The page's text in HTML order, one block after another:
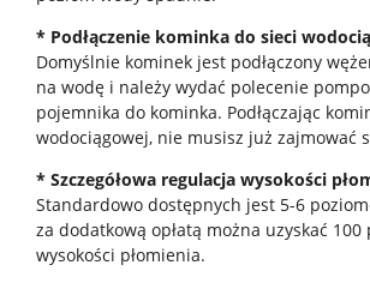
* Podłączenie kominka do sieci
Domyślnie kominek jest podłączony
na wodę i należy wydać polecenie
pojemnika do kominka. Podłączając
wodociągowej, nie musisz już zajmować
* Szczegółowa regulacja wysokości
Standardowo dostępnych jest 5-6
za dodatkową opłatą można uzyskać 100
wysokości płomienia.